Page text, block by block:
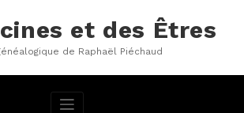
et des Êtres
de Raphaël Piéchaud